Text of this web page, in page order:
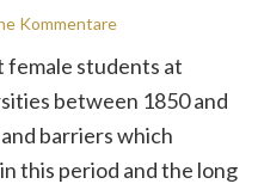
Kommentare
female students at
between 1850 and
barriers which
this period and the long